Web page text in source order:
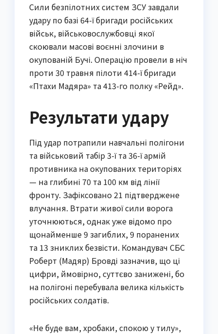
Сили безпілотних систем ЗСУ завдали
удару по базі 64-ї бригади російських
військ, військовослужбовці якої
скоювали масові воєнні злочини в
окупованій Бучі. Операцію провели в ніч
проти 30 травня пілоти 414-ї бригади
«Птахи Мадяра» та 413-го полку «Рейд».
Результати удару
Під удар потрапили навчальні полігони
та військовий табір 3-ї та 36-ї армій
противника на окупованих територіях
— на глибині 70 та 100 км від лінії
фронту. Зафіксовано 21 підтверджене
влучання. Втрати живої сили ворога
уточнюються, однак уже відомо про
щонайменше 9 загиблих, 9 поранених
та 13 зниклих безвісти. Командувач СБС
Роберт (Мадяр) Бровді зазначив, що ці
цифри, ймовірно, суттєво занижені, бо
на полігоні перебувала велика кількість
російських солдатів.
«Не буде вам, хробаки, спокою у тилу»,